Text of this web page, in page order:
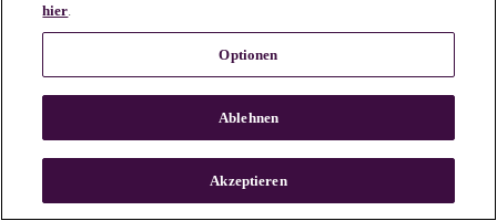
n
hier.
Optionen
Ablehnen
Akzeptieren